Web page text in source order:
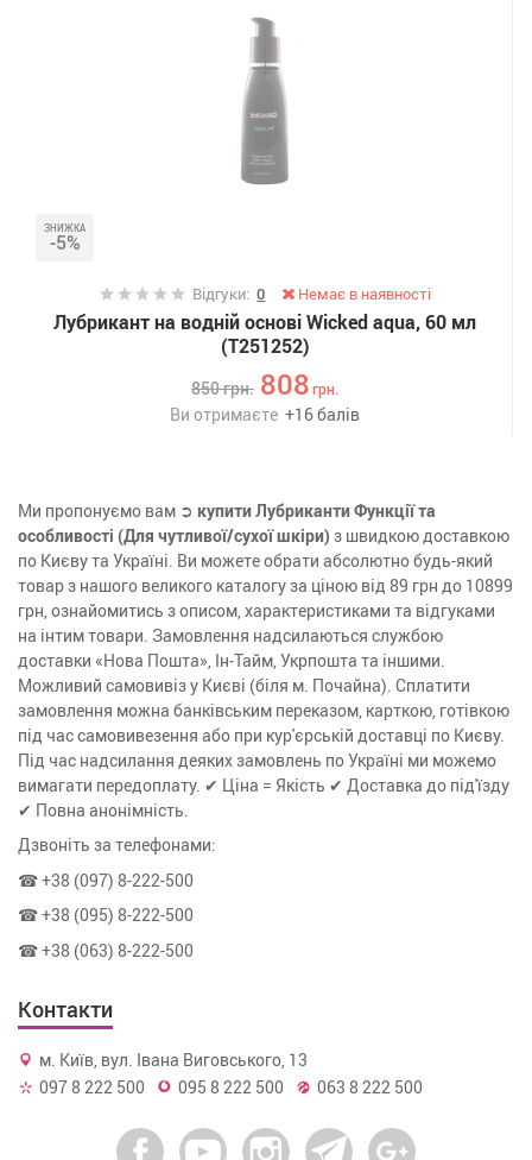
ЗНИЖКА
-5%
Відгуки:0 Немає в наявності
Лубрикант на водній основі Wicked aqua, 60 мл
(T251252)
850грн. 808грн.
Ви отримаєте +16балів
Ми пропонуємо вам ➲ купити Лубриканти Функції та
особливості (Для чутливої/сухої шкіри) з швидкою доставкою
по Києву та Україні. Ви можете обрати абсолютно будь-який
товар з нашого великого каталогу за ціною від 89 грн до 10899
грн, ознайомитись з описом, характеристиками та відгуками
на інтим товари. Замовлення надсилаються службою
доставки «Нова Пошта», Ін-Тайм, Укрпошта та іншими.
Можливий самовивіз у Києві (біля м. Почайна). Сплатити
замовлення можна банківським переказом, карткою, готівкою
під час самовивезення або при кур'єрській доставці по Києву.
Під час надсилання деяких замовлень по Україні ми можемо
вимагати передоплату. ✔ Ціна = Якість ✔ Доставка до під'їзду
✔ Повна анонімність.
Дзвоніть за телефонами:
☎ +38 (097) 8-222-500
☎ +38 (095) 8-222-500
☎ +38 (063) 8-222-500
Контакти
м. Київ, вул. Івана Виговського, 13
097 8 222 500
095 8 222 500 063 8 222 500